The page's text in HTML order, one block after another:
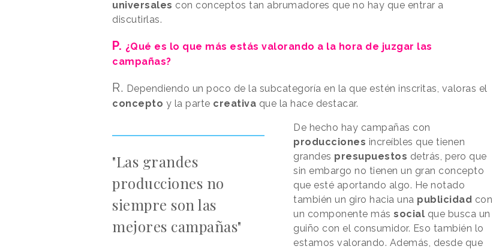
universales con conceptos tan abrumadores que no hay que entrar a
discutirlas.
P. ¿Qué es lo que más estás valorando a la hora de juzgar las
campañas?
R. Dependiendo un poco de la subcategoría en la que estén inscritas, valoras el
concepto y la parte creativa que la hace destacar.
"Las grandes
producciones no
siempre son las
mejores campañas"
De hecho hay campañas con
producciones increíbles que tienen
grandes presupuestos detrás, pero que
sin embargo no tienen un gran concepto
que esté aportando algo. He notado
también un giro hacia una publicidad con
un componente mássocial que busca un
guiño con el consumidor. Eso también lo
estamos valorando. Además, desde que